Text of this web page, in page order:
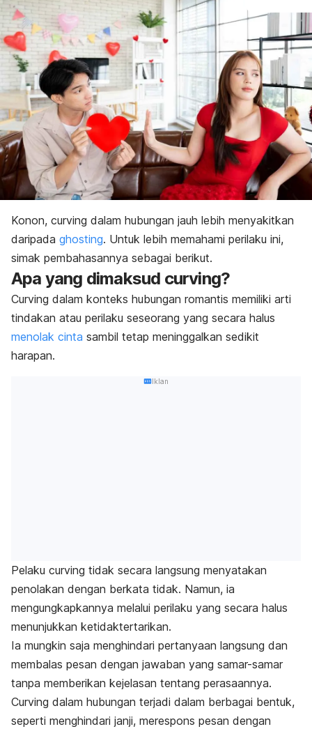
Konon, curving dalam hubungan jauh lebih menyakitkan
daripada ghosting. Untuk lebih memahami perilaku ini,
simak pembahasannya sebagai berikut.
Apa yang dimaksud curving?
Curving dalam konteks hubungan romantis memiliki arti
tindakan atau perilaku seseorang yang secara halus
menolak cinta sambil tetap meninggalkan sedikit
harapan.
Iklan
Pelaku curving tidak secara langsung menyatakan
penolakan dengan berkata tidak. Namun, ia
mengungkapkannya melalui perilaku yang secara halus
menunjukkan ketidaktertarikan.
Ia mungkin saja menghindari pertanyaan langsung dan
membalas pesan dengan jawaban yang samar-samar
tanpa memberikan kejelasan tentang perasaannya.
Curving dalam hubungan terjadi dalam berbagai bentuk,
seperti menghindari janji, merespons pesan dengan